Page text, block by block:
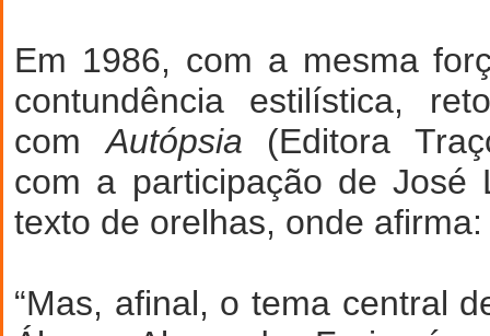
Em 1986, com a mesma
contundência estilística,
comAutópsia (Editora
com a participação de José
texto de orelhas, onde afirma:
“Mas, afinal, o tema central